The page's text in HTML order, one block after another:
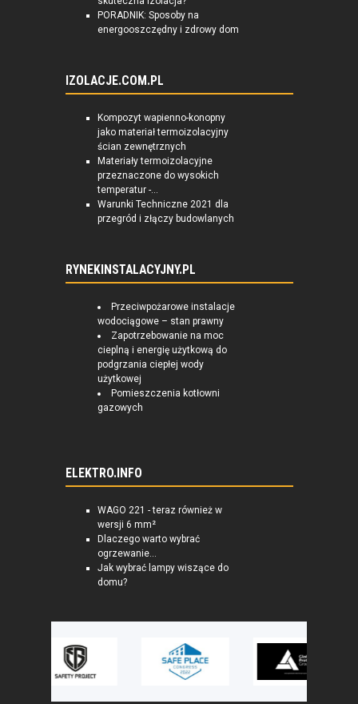
PORADNIK: Sposoby na
energooszczędny i zdrowy dom
IZOLACJE.COM.PL
Kompozyt wapienno-konopny
jako materiał termoizolacyjny
ścian zewnętrznych
Materiały termoizolacyjne
przeznaczone do wysokich
temperatur -...
Warunki Techniczne 2021 dla
przegród i złączy budowlanych
RYNEKINSTALACYJNY.PL
Przeciwpożarowe instalacje
wodociągowe – stan prawny
Zapotrzebowanie na moc
cieplną i energię użytkową do
podgrzania ciepłej wody
użytkowej
Pomieszczenia kotłowni
gazowych
ELEKTRO.INFO
WAGO 221 - teraz również w
wersji 6 mm²
Dlaczego warto wybrać
ogrzewanie...
Jak wybrać lampy wiszące do
domu?